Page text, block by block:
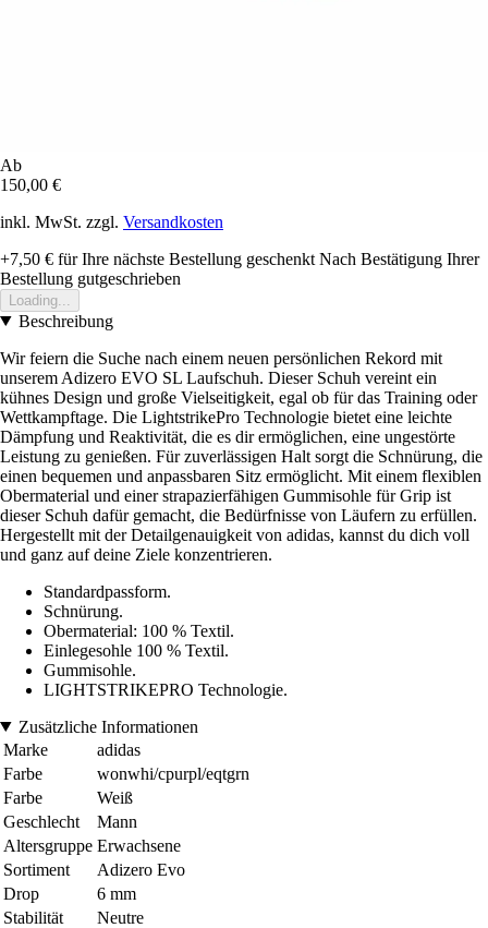
Ab
150,00 €
inkl. MwSt. zzgl. Versandkosten
+7,50 € für Ihre nächste Bestellung geschenkt Nach Bestätigung Ihrer
Bestellung gutgeschrieben
Loading...
Beschreibung
Wir feiern die Suche nach einem neuen persönlichen Rekord mit
unserem Adizero EVO SL Laufschuh. Dieser Schuh vereint ein
kühnes Design und große Vielseitigkeit, egal ob für das Training oder
Wettkampftage. Die LightstrikePro Technologie bietet eine leichte
Dämpfung und Reaktivität, die es dir ermöglichen, eine ungestörte
Leistung zu genießen. Für zuverlässigen Halt sorgt die Schnürung, die
einen bequemen und anpassbaren Sitz ermöglicht. Mit einem flexiblen
Obermaterial und einer strapazierfähigen Gummisohle für Grip ist
dieser Schuh dafür gemacht, die Bedürfnisse von Läufern zu erfüllen.
Hergestellt mit der Detailgenauigkeit von adidas, kannst du dich voll
und ganz auf deine Ziele konzentrieren.
Standardpassform.
Schnürung.
Obermaterial: 100 % Textil.
Einlegesohle 100 % Textil.
Gummisohle.
LIGHTSTRIKEPRO Technologie.
Zusätzliche Informationen
Marke
adidas
Farbe
wonwhi/cpurpl/eqtgrn
Farbe
Weiß
Geschlecht
Mann
Altersgruppe Erwachsene
Sortiment
Adizero Evo
Drop
6 mm
Stabilität
Neutre